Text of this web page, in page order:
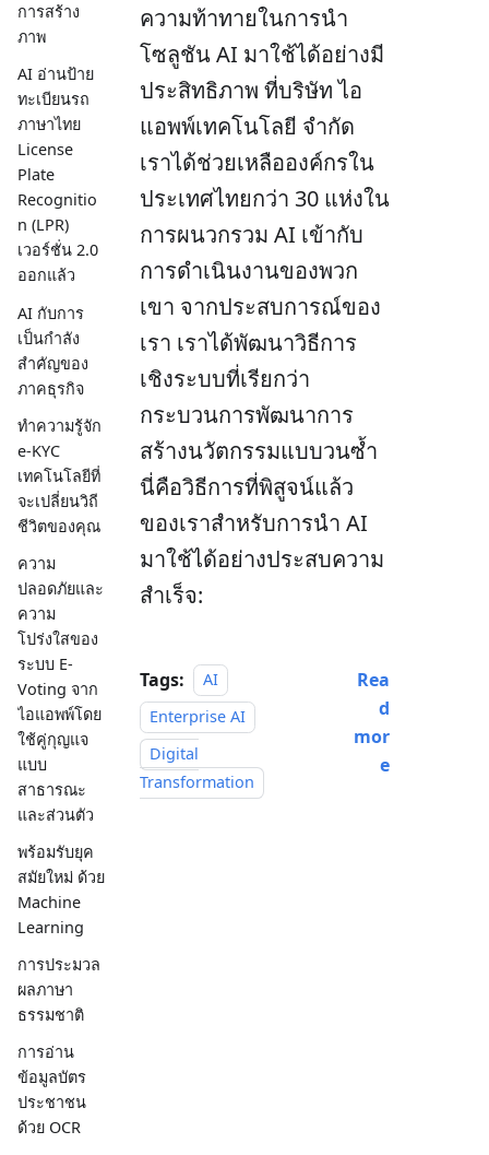
การสร้าง
ภาพ
AI อ่านป้าย
ทะเบียนรถ
ภาษาไทย
License
Plate
Recognitio
n (LPR)
เวอร์ชั่น 2.0
ออกแล้ว
AI กับการ
เป็นกำลัง
สำคัญของ
ภาคธุรกิจ
ทำความรู้จัก
e-KYC
เทคโนโลยีที่
จะเปลี่ยนวิถี
ชีวิตของคุณ
ความ
ปลอดภัยและ
ความ
โปร่งใสของ
ระบบ E-
Voting จาก
ไอแอพพ์โดย
ใช้คู่กุญแจ
แบบ
สาธารณะ
และส่วนตัว
พร้อมรับยุค
สมัยใหม่ ด้วย
Machine
Learning
การประมวล
ผลภาษา
ธรรมชาติ
การอ่าน
ข้อมูลบัตร
ประชาชน
ด้วย OCR
ความท้าทายในการนำ
โซลูชัน AI มาใช้ได้อย่างมี
ประสิทธิภาพ ที่บริษัท ไอ
แอพพ์เทคโนโลยี จำกัด
เราได้ช่วยเหลือองค์กรใน
ประเทศไทยกว่า 30 แห่งใน
การผนวกรวม AI เข้ากับ
การดำเนินงานของพวก
เขา จากประสบการณ์ของ
เรา เราได้พัฒนาวิธีการ
เชิงระบบที่เรียกว่า
กระบวนการพัฒนาการ
สร้างนวัตกรรมแบบวนซ้ำ
นี่คือวิธีการที่พิสูจน์แล้ว
ของเราสำหรับการนำ AI
มาใช้ได้อย่างประสบความ
สำเร็จ:
Tags:
AI
Enterprise AI
Digital
Transformation
Rea
d
mor
e